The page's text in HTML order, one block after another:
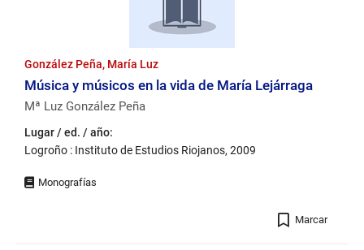
González Peña, María Luz
Música y músicos en la vida de María Lejárraga
Mª Luz González Peña
Lugar / ed. / año:
Logroño : Instituto de Estudios Riojanos, 2009
Marcar